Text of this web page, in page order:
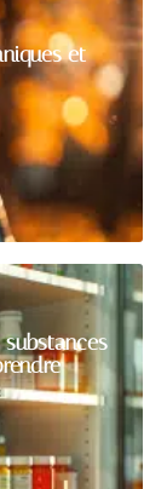
et
substances